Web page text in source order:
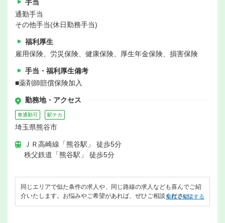
手当
通勤手当
その他手当(休日勤務手当)
福利厚生
雇用保険、労災保険、健康保険、厚生年金保険、損害保険
手当・福利厚生備考
■薬剤師賠償保険加入
勤務地・アクセス
車通勤可 駅チカ
埼玉県熊谷市
ＪＲ高崎線「熊谷駅」 徒歩5分
秩父鉄道「熊谷駅」 徒歩5分
同じエリアで似た条件の求人や、同じ路線の求人なども喜んでご紹
介いたします。お悩みやご希望があれば、ぜひご相談ください。
無料で相談する